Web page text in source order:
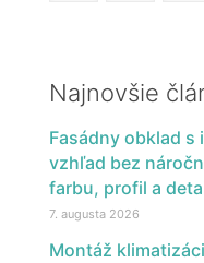
Najnovšie
Fasádny obklad s
vzhľad bez
farbu, profil a
7. augusta 2026
Montáž